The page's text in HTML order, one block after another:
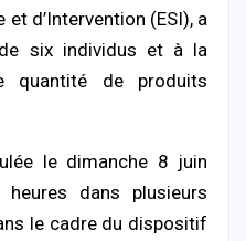
et d’Intervention (ESI), a
six individus et à la
quantité de produits
le dimanche 8 juin
dans plusieurs
le cadre du dispositif